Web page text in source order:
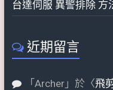
台達伺服 異警排除 方
近期留言
「 Archer」於〈飛